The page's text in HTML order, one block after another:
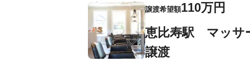
譲渡希望額110万円
恵比寿駅 マッサ
譲渡